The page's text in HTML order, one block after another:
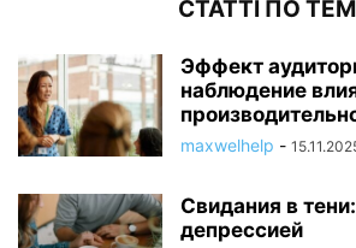
СТАТТІ ПО
Эффект
наблюдение
maxwelhelp -
Свидания в
депрессией